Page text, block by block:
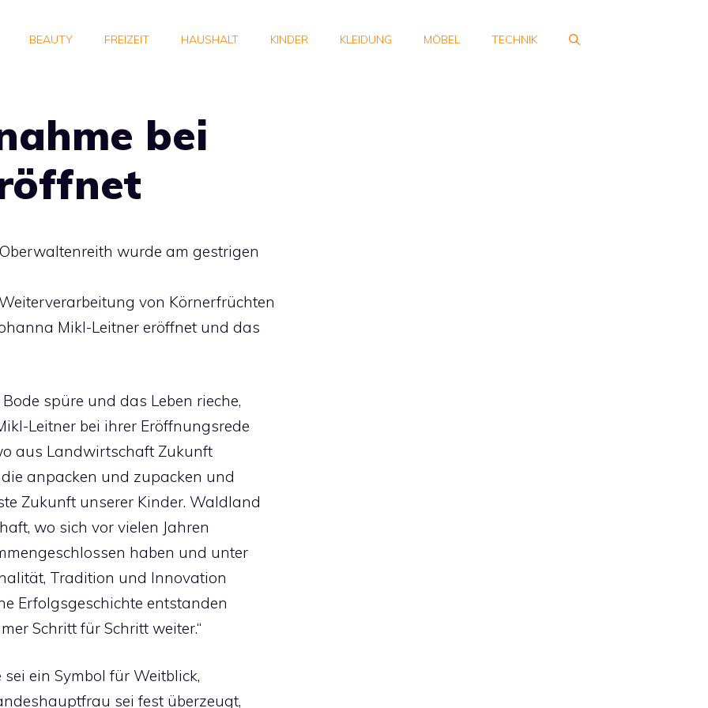
BEAUTY FREIZEIT HAUSHALT KINDER KLEIDUNG MÖBEL TECHNIK
bei
wurde am gestrigen
von Körnerfrüchten
Mikl-Leitner eröffnet und das
spüre und das Leben rieche,
Leitner bei ihrer Eröffnungsrede
aus Landwirtschaft Zukunft
anpacken und zupacken und
Zukunft unserer Kinder. Waldland
wo sich vor vielen Jahren
haben und unter
Tradition und Innovation
Erfolgsgeschichte entstanden
Schritt für Schritt weiter.“
ein Symbol für Weitblick,
sei fest überzeugt,